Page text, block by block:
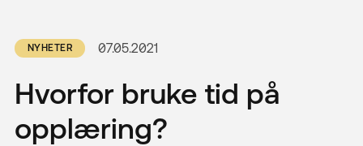
Hvorfor bruke tid på
opplæring?
NYHETER 07.05.2021